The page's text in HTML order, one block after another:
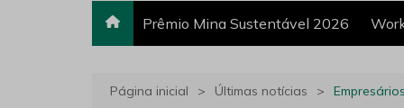
Prêmio Mina Sustentável 2026
Página inicial Últimas notícias